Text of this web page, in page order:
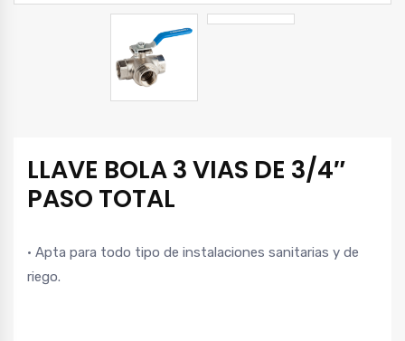
LLAVE BOLA 3 VIAS DE 3/4″
PASO TOTAL
• Apta para todo tipo de instalaciones sanitarias y de
riego.